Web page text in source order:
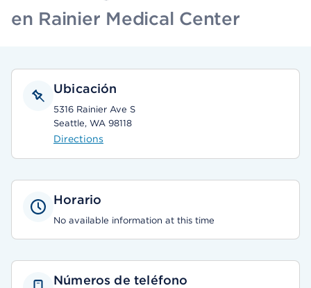
en Rainier Medical Center
Ubicación
5316 Rainier Ave S
Seattle, WA 98118
Directions
Horario
No available information at this time
Números de teléfono